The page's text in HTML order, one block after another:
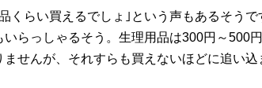
くらい買えるでしょ｣という声もあるそう
いらっしゃるそう。生理用品は300円～500
ませんが、それすらも買えないほどに追い